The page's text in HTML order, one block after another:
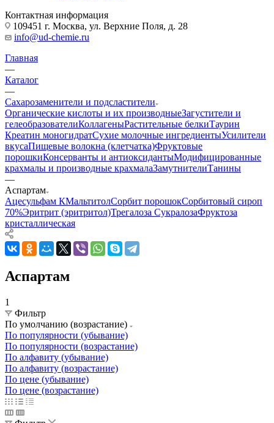
Контактная информация
109451 г. Москва, ул. Верхние Поля, д. 28
info@ud-chemie.ru
Главная
—
Каталог
—
Сахарозаменители и подсластители
Органические кислоты и их производныеЗагустители и
гелеобразователиКоллагеныРастительные белкиТаурин
Креатин моногидратСухие молочные ингредиентыУсилители
вкусаПищевые волокна (клетчатка)Фруктовые
порошкиКонсерванты и антиоксидантыМодифицированные
крахмалы и производные крахмалаЗамутнителиТанины
—
Аспартам
Ацесульфам КМальтитолСорбит порошокСорбитовый сироп
70%Эритрит (эритритол)Трегалоза СукралозаФруктоза
кристаллическая
Аспартам
1
Фильтр
По умолчанию (возрастание)
По популярности (убывание)
По популярности (возрастание)
По алфавиту (убывание)
По алфавиту (возрастание)
По цене (убывание)
По цене (возрастание)